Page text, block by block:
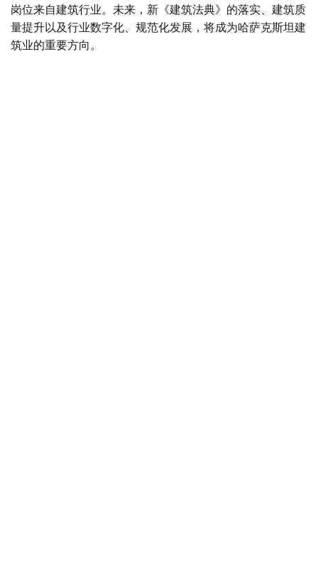
岗位来自建筑行业。未来，新《建筑法典》的落实、建筑质
量提升以及行业数字化、规范化发展，将成为哈萨克斯坦建
筑业的重要方向。